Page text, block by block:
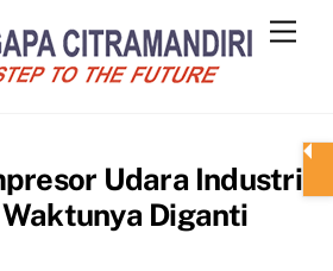
Udara Industri
Diganti